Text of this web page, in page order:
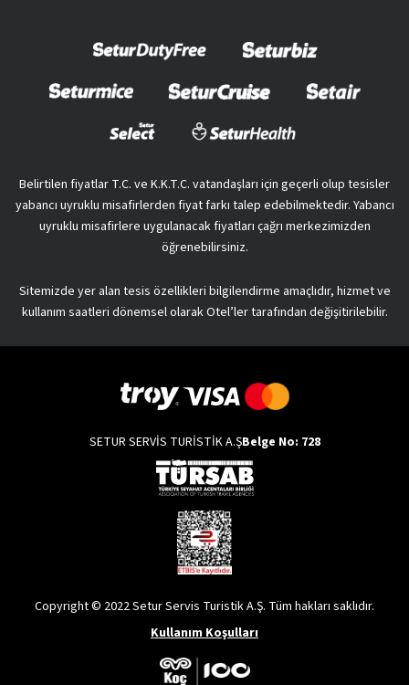
Belirtilen fiyatlar T.C. ve K.K.T.C. vatandaşları için geçerli olup tesisler
yabancı uyruklu misafirlerden fiyat farkı talep edebilmektedir. Yabancı
uyruklu misafirlere uygulanacak fiyatları çağrı merkezimizden
öğrenebilirsiniz.
Sitemizde yer alan tesis özellikleri bilgilendirme amaçlıdır, hizmet ve
kullanım saatleri dönemsel olarak Otel’ler tarafından değişitirilebilir.
SETUR SERVİS TURİSTİK A.ŞBelge No: 728
Copyright © 2022 Setur Servis Turistik A.Ş. Tüm hakları saklıdır.
Kullanım Koşulları